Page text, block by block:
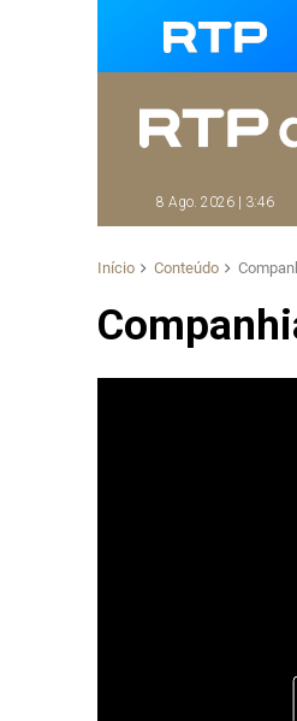
8 Ago. 2026 | 3:46
Início Conteúdo